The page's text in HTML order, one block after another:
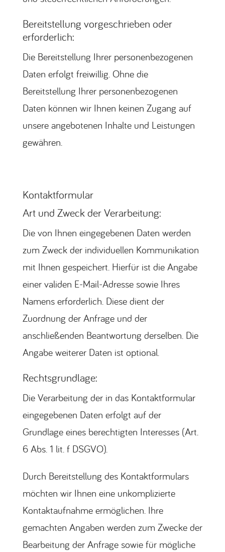
Bereitstellung vorgeschrieben oder
erforderlich:
Die Bereitstellung Ihrer personenbezogenen
Daten erfolgt freiwillig. Ohne die
Bereitstellung Ihrer personenbezogenen
Daten können wir Ihnen keinen Zugang auf
unsere angebotenen Inhalte und Leistungen
gewähren.
Kontaktformular
Art und Zweck der Verarbeitung:
Die von Ihnen eingegebenen Daten werden
zum Zweck der individuellen Kommunikation
mit Ihnen gespeichert. Hierfür ist die Angabe
einer validen E-Mail-Adresse sowie Ihres
Namens erforderlich. Diese dient der
Zuordnung der Anfrage und der
anschließenden Beantwortung derselben. Die
Angabe weiterer Daten ist optional.
Rechtsgrundlage:
Die Verarbeitung der in das Kontaktformular
eingegebenen Daten erfolgt auf der
Grundlage eines berechtigten Interesses (Art.
6 Abs. 1 lit. f DSGVO).
Durch Bereitstellung des Kontaktformulars
möchten wir Ihnen eine unkomplizierte
Kontaktaufnahme ermöglichen. Ihre
gemachten Angaben werden zum Zwecke der
Bearbeitung der Anfrage sowie für mögliche